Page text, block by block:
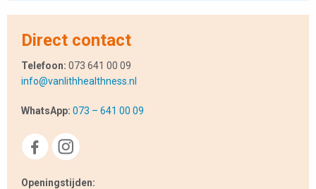
Direct contact
Telefoon: 073 641 00 09
info@vanlithhealthness.nl
WhatsApp: 073 – 641 00 09
Openingstijden: